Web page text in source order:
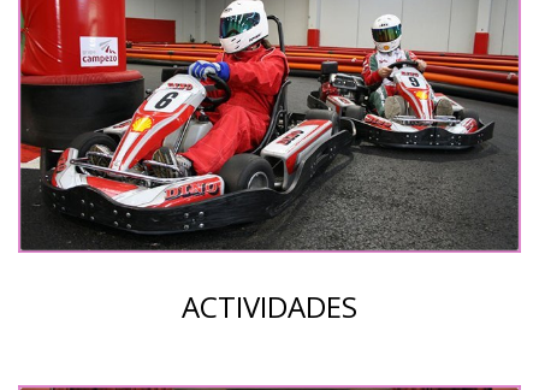
ACTIVIDADES